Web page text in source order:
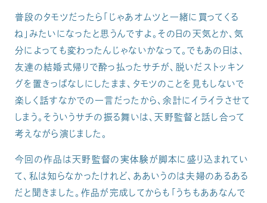
普段のタモツだったら「じゃあオムツと一緒に買ってくる
ね」みたいになったと思うんですよ。その日の天気とか、気
分によっても変わったんじゃないかなって。でもあの日は、
友達の結婚式帰りで酔っ払ったサチが、脱いだストッキン
グを置きっぱなしにしたまま、タモツのことを見もしないで
楽しく話すなかでの一言だったから、余計にイライラさせて
しまう。そういうサチの振る舞いは、天野監督と話し合って
考えながら演じました。
今回の作品は天野監督の実体験が脚本に盛り込まれてい
て、私は知らなかったけれど、ああいうのは夫婦のあるある
だと聞きました。作品が完成してからも「うちもああなんで